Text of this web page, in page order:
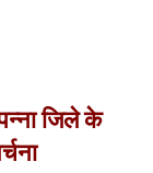
जिले के